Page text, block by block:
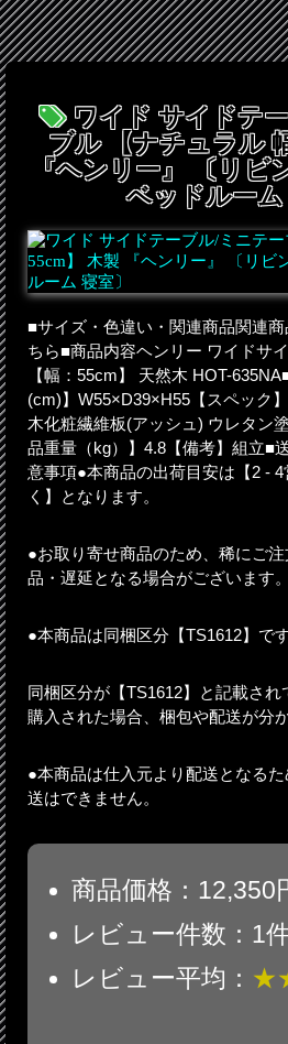
ワイド サイドテ
ブル 【ナチュラル
『ヘンリー』 〔リビ
ベッドルーム
■サイズ・色違い・関連商品関連
ちら■商品内容ヘンリー ワイドサ
【幅：55cm】 天然木 HOT-
(cm)】W55×D39×H55【スペック
木化粧繊維板(アッシュ) ウレタン
品重量（kg）】4.8【備考】組立■
意事項●本商品の出荷目安は【2
く】となります。
●お取り寄せ商品のため、稀にご
品・遅延となる場合がございます。
●本商品は同梱区分【TS1612】です
同梱区分が【TS1612】と記載さ
購入された場合、梱包や配送が分
●本商品は仕入元より配送となる
送はできません。
商品価格：12,350
レビュー件数：1
レビュー平均：